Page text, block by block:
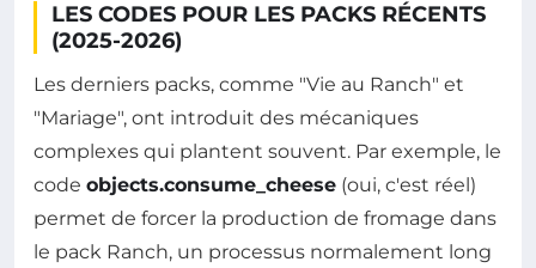
LES CODES POUR LES PACKS RÉCENTS
(2025-2026)
Les derniers packs, comme "Vie au Ranch" et
"Mariage", ont introduit des mécaniques
complexes qui plantent souvent. Par exemple, le
code objects.consume_cheese (oui, c'est réel)
permet de forcer la production de fromage dans
le pack Ranch, un processus normalement long